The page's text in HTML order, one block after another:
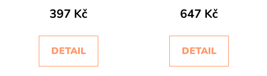
397 Kč
DETAIL
Oro
647 Kč
DETAIL